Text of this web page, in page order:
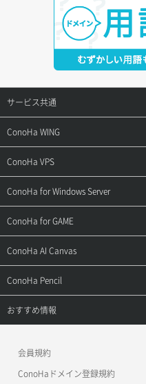
サービス共通
サポートトップ
ご契約・お支払い
用語集
お問い合わせ
ConoHa WING
サポートトップ
ご利用ガイド
お乗り換えガイド
よくある質問
ConoHa VPS
サポートトップ
ご利用ガイド
APIドキュメントVPS2.0
APIドキュメントVPS3.0
ConoHa for Windows Server
サポートトップ
ご利用ガイド
APIドキュメントVPS2.0
APIドキュメントVPS3.0
ConoHa for GAME
サポートトップ
ご利用ガイド
ConoHa AI Canvas
サポートトップ
ご利用ガイド
ConoHa Pencil
サポートトップ
おすすめ情報
会員規約
ConoHaドメイン登録規約